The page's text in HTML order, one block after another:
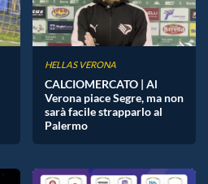
HELLAS VERONA
CALCIOMERCATO | Al
Verona piace Segre, ma non
sarà facile strapparlo al
Palermo